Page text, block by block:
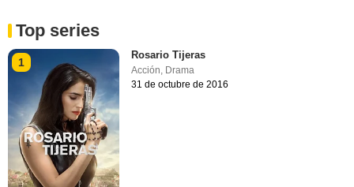
Top series
1
Rosario Tijeras
Acción Drama
31 de octubre de 2016